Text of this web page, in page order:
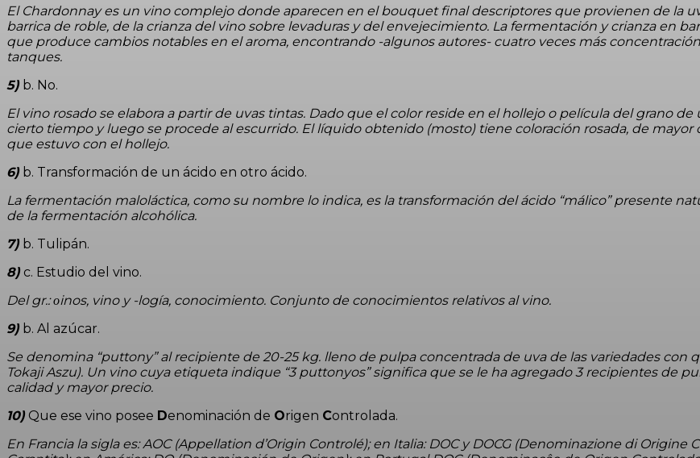
El Chardonnay es un vino complejo donde aparecen en el bouquet final descriptores que provienen de la
barrica de roble, de la crianza del vino sobre levaduras y del envejecimiento. La fermentación y crianza en
que produce cambios notables en el aroma, encontrando -algunos autores- cuatro veces más
tanques.
5)b. No.
El vino rosado se elabora a partir de uvas tintas. Dado que el color reside en el hollejo o película del grano
cierto tiempo y luego se procede al escurrido. El líquido obtenido (mosto) tiene coloración rosada, de
que estuvo con el hollejo.
6)b. Transformación de un ácido en otro ácido.
La fermentación maloláctica, como su nombre lo indica, es la transformación del ácido “málico” presente
de la fermentación alcohólica.
7)b. Tulipán.
8)c. Estudio del vino.
Del gr.: οinos, vino y -logía, conocimiento. Conjunto de conocimientos relativos al vino.
9)b. Al azúcar.
Se denomina “puttony” al recipiente de 20-25 kg. lleno de pulpa concentrada de uva de las variedades con
Tokaji Aszu). Un vino cuya etiqueta indique “3 puttonyos” significa que se le ha agregado 3 recipientes de
calidad y mayor precio.
10)Que ese vino posee Denominación de Origen Controlada.
En Francia la sigla es: AOC (Appellation d’Origin Controlé); en Italia: DOC y DOCG (Denominazione di